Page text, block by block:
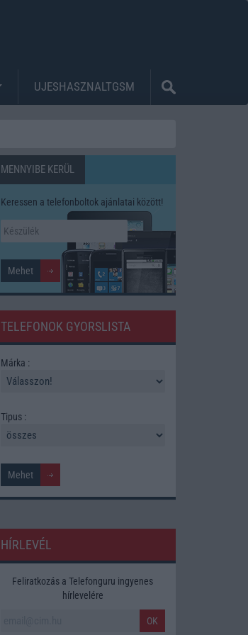
UJESHASZNALTGSM
MENNYIBE KERÜL
Keressen a telefonboltok ajánlatai között!
TELEFONOK GYORSLISTA
Márka :
Tipus :
HÍRLEVÉL
Feliratkozás a Telefonguru ingyenes
hírlevelére
OK